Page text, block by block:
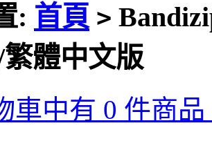
: 首頁 >
體中文版
車中有 0 件商